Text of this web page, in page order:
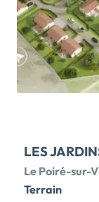
LES
Le Poiré-sur-
Terrain